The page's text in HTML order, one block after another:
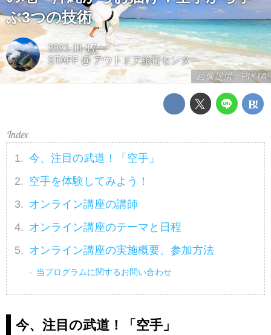
画像提供：PIXTA
ぶ3つの技術
2021-11-17
STAFF@ アウトドア旅行センター
今、注目の武道！「空手」
空手を体験してみよう！
オンライン講座の講師
オンライン講座のテーマと日程
オンライン講座の実施概要、参加方法
当プログラムに関するお問い合わせ
今、注目の武道！「空手」